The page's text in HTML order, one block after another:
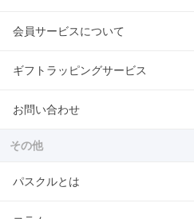
会員サービスについて
ギフトラッピングサービス
お問い合わせ
その他
パスクルとは